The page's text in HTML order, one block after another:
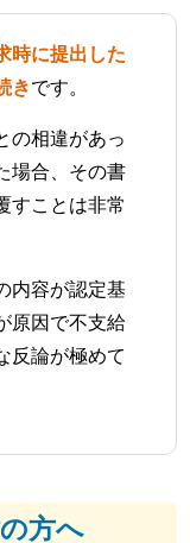
時に提出した
きです。
の相違があっ
場合、その書
すことは非常
内容が認定基
原因で不支給
反論が極めて
方へ